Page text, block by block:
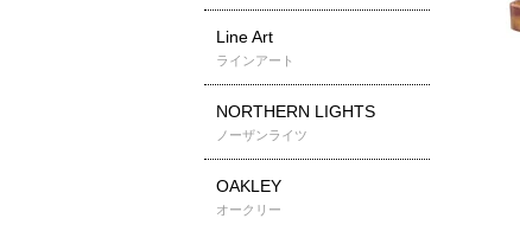
Line Art
ラインアート
NORTHERN LIGHTS
ノーザンライツ
OAKLEY
オークリー